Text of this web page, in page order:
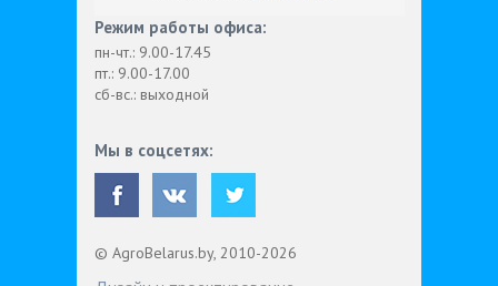
Режим работы офиса:
пн-чт.: 9.00-17.45
пт.: 9.00-17.00
сб-вс.: выходной
Мы в соцсетях:
© AgroBelarus.by, 2010-2026